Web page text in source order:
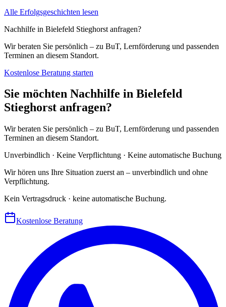
Alle Erfolgsgeschichten lesen
Nachhilfe in Bielefeld Stieghorst anfragen?
Wir beraten Sie persönlich – zu BuT, Lernförderung und passenden
Terminen an diesem Standort.
Kostenlose Beratung starten
Sie möchten Nachhilfe in Bielefeld
Stieghorst anfragen?
Wir beraten Sie persönlich – zu BuT, Lernförderung und passenden
Terminen an diesem Standort.
Unverbindlich · Keine Verpflichtung · Keine automatische Buchung
Wir hören uns Ihre Situation zuerst an – unverbindlich und ohne
Verpflichtung.
Kein Vertragsdruck · keine automatische Buchung.
Kostenlose Beratung